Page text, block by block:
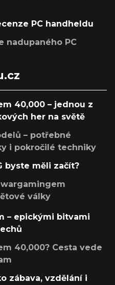
PC handheldu
nadupaného PC
40,000 – jednou z
her na světě
– potřebné
i pokročilé techniky
byste měli začít?
války
– epickými bitvami
40,000? Cesta vede
zábava, vzdělání i